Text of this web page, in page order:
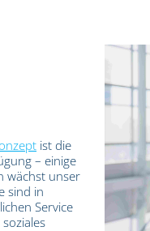
ist die
– einige
wächst unser
sind in
Service